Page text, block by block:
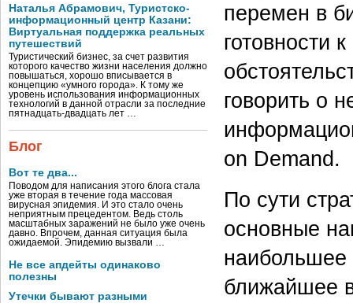
Наталья Абрамович, Туристско-
информационный центр Казани:
Виртуальная поддержка реальных
путешествий
Туристический бизнес, за счет развития
которого качество жизни населения должно
повышаться, хорошо вписывается в
концепцию «умного города». К тому же
уровень использования информационных
технологий в данной отрасли за последние
пятнадцать-двадцать лет …
Блог
Вот те два...
Поводом для написания этого блога стала
уже вторая в течение года массовая
вирусная эпидемия. И это стало очень
неприятным прецедентом. Ведь столь
масштабных заражений не было уже очень
давно. Впрочем, данная ситуация была
ожидаемой. Эпидемию вызвали …
Не все апдейты одинаково
полезны
Утечки бывают разными
перемен в
готовности
говорить о
on Demand.
По сути
основные
наибольшее
ближайшее